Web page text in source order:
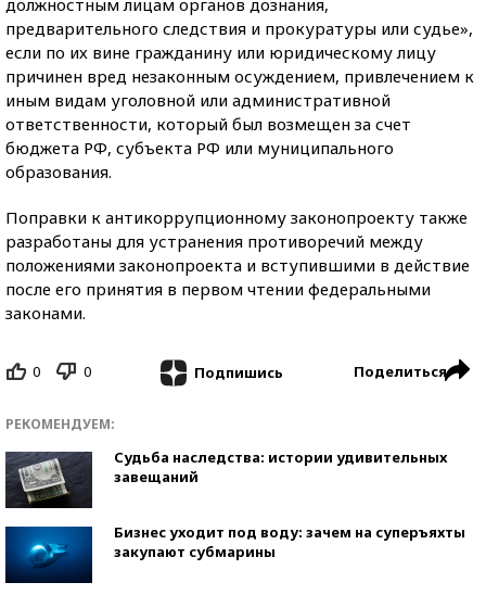
должностным лицам органов дознания,
предварительного следствия и прокуратуры или судье»,
если по их вине гражданину или юридическому лицу
причинен вред незаконным осуждением, привлечением к
иным видам уголовной или административной
ответственности, который был возмещен за счет
бюджета РФ, субъекта РФ или муниципального
образования.
Поправки к антикоррупционному законопроекту также
разработаны для устранения противоречий между
положениями законопроекта и вступившими в действие
после его принятия в первом чтении федеральными
законами.
0 0 Подпишись Поделиться
РЕКОМЕНДУЕМ:
Судьба наследства: истории удивительных
завещаний
Бизнес уходит под воду: зачем на суперъяхты
закупают субмарины